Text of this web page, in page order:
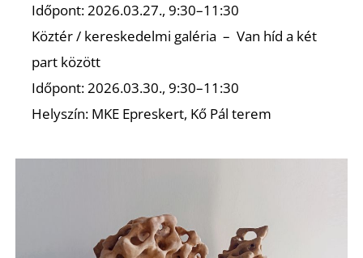
Időpont: 2026.03.27., 9:30–11:30
Köztér / kereskedelmi galéria – Van híd a két
part között
Időpont: 2026.03.30., 9:30–11:30
Helyszín: MKE Epreskert, Kő Pál terem